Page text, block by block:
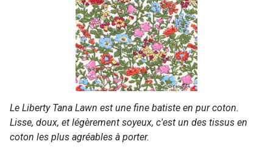
Le Liberty Tana Lawn est une fine batiste en pur coton.
Lisse, doux, et légèrement soyeux, c'est un des tissus en
coton les plus agréables à porter.